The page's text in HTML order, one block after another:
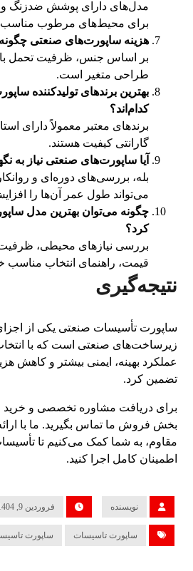
مدل‌های دارای پوشش ضدزنگ و
برای محیط‌های مرطوب
هزینه ساپورت‌های صنعتی
بر اساس جنس، ظرفیت تحمل
طراحی متغیر است.
بهترین برندهای تولیدکننده
کدام‌اند؟
برندهای معتبر معمولاً دارای
گارانتی کیفیت هستند.
آیا ساپورت‌های صنعتی نیاز به
بله، بررسی‌های دوره‌ای و
می‌تواند طول عمر آن‌ها را
چگونه می‌توان بهترین مدل
کرد؟
بررسی نیازهای محیطی، ظرفیت
قیمت، راهنمای انتخاب مناسب
نتیجه‌گیری
ساپورت تأسیسات صنعتی یکی از
زیرساخت‌های صنعتی است که با
عملکرد بهینه، ایمنی بیشتر و کاهش
تضمین کرد.
برای دریافت مشاوره تخصصی و خرید
بخش فروش ما تماس بگیرید. ما با
مقاوم، به شما کمک می‌کنیم تا
اطمینان کامل اجرا کنید.
نویسنده فروردین 9, 1404
ساپورت تاسیسات ساپورت